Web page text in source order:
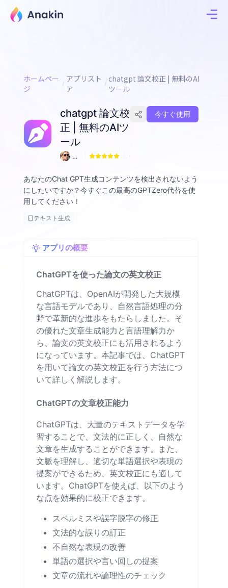
ホームペー
ジ
アプリスト
ア
chatgpt 論文校正 | 無料のAI
ツール
chatgpt 論文校
正 | 無料のAIツ
ール
Sa
Al
o
m
0
今すぐ使用
あなたのChat GPT生成コンテンツを検出されないよう
にしたいですか？今すぐこの最高のGPTZero代替を使
用してください！
テキスト生成
アプリの概要
ChatGPTを使った論文の英文校正
ChatGPTは、OpenAIが開発した大規模
な言語モデルであり、自然言語処理の分
野で革新的な進歩をもたらしました。そ
の優れた文章生成能力と言語理解力か
ら、論文の英文校正にも活用されるよう
になっています。本記事では、ChatGPT
を用いて論文の英文校正を行う方法につ
いて詳しく解説します。
ChatGPTの文章校正能力
ChatGPTは、大量のテキストデータを学
習することで、文法的に正しく、自然な
文章を生成することができます。また、
文脈を理解し、適切な単語選択や表現の
提案ができるため、英文校正にも適して
います。ChatGPTを使えば、以下のよう
な点を効果的に校正できます。
スペルミスや誤字脱字の修正
文法的な誤りの訂正
不自然な表現の改善
単語の選択や言い回しの提案
文章の流れや論理性のチェック